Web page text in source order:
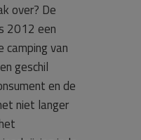
over? De
2012 een
van
geschil
en de
niet langer